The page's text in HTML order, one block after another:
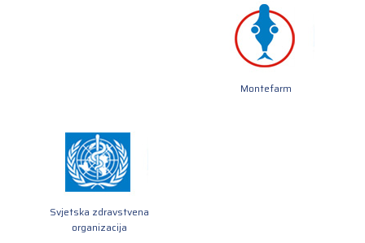
Montefarm
Svjetska zdravstvena
organizacija